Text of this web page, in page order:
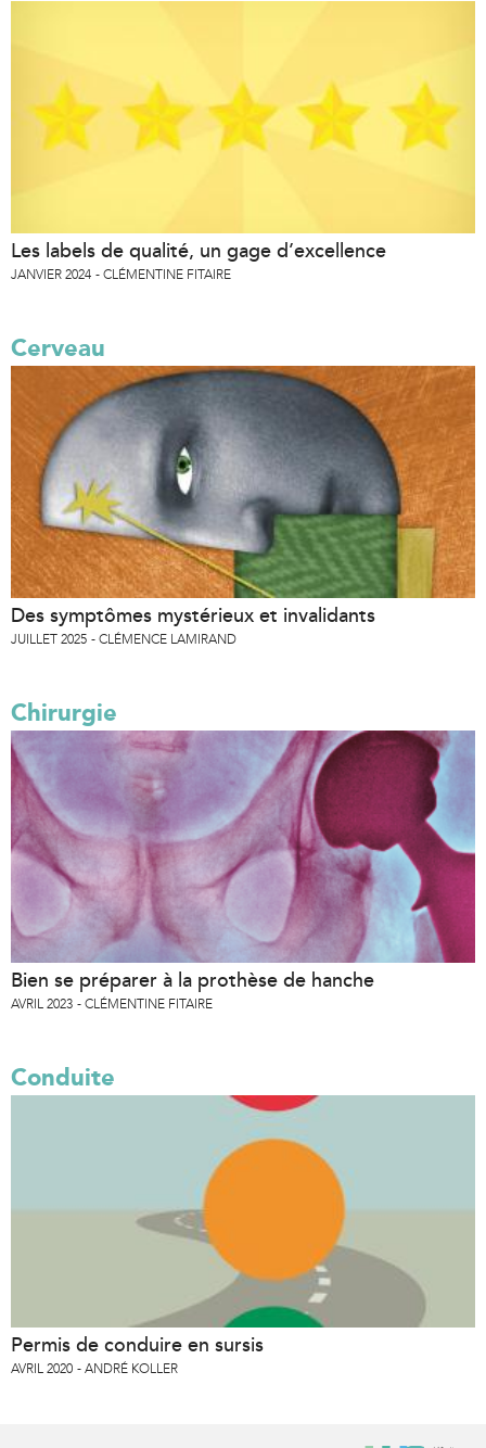
Les labels de qualité, un gage d’excellence
JANVIER 2024 CLÉMENTINE FITAIRE
Cerveau
Des symptômes mystérieux et invalidants
JUILLET 2025 CLÉMENCE LAMIRAND
Chirurgie
Bien se préparer à la prothèse de hanche
AVRIL 2023 CLÉMENTINE FITAIRE
Conduite
Permis de conduire en sursis
AVRIL 2020 ANDRÉ KOLLER